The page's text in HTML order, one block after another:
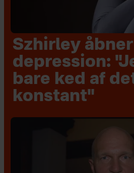
Szhirley
depression:
bare ked af
konstant"